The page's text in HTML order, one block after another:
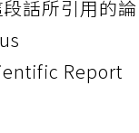
段話所引用的
Report